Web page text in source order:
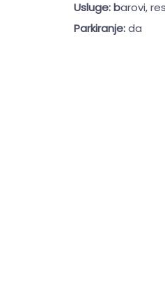
Usluge: barovi,
Parkiranje:da